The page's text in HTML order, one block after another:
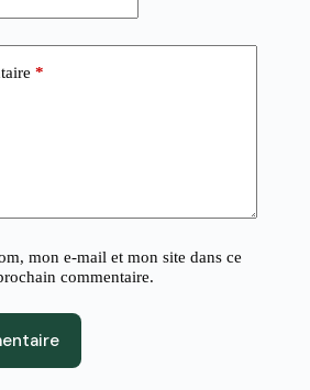
*
mon e-mail et mon site dans ce
commentaire.